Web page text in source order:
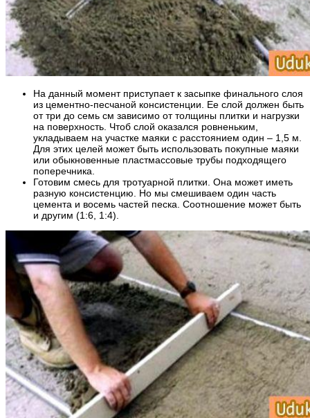
На данный момент приступает к засыпке финального слоя
из цементно-песчаной консистенции. Ее слой должен быть
от три до семь см зависимо от толщины плитки и нагрузки
на поверхность. Чтоб слой оказался ровненьким,
укладываем на участке маяки с расстоянием один – 1,5 м.
Для этих целей может быть использовать покупные маяки
или обыкновенные пластмассовые трубы подходящего
поперечника.
Готовим смесь для тротуарной плитки. Она может иметь
разную консистенцию. Но мы смешиваем один часть
цемента и восемь частей песка. Соотношение может быть
и другим (1:6, 1:4).